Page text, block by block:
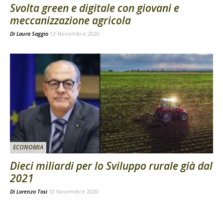
Svolta green e digitale con giovani e
meccanizzazione agricola
Di Laura Saggio 13 Novembre 2020
ECONOMIA
Dieci miliardi per lo Sviluppo rurale già dal
2021
Di Lorenzo Tosi 10 Novembre 2020